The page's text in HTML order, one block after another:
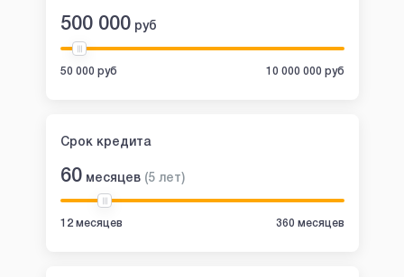
500 000 руб
50 000 руб 10 000 000 руб
Срок кредита
60 месяцев (5 лет)
12 месяцев 360 месяцев